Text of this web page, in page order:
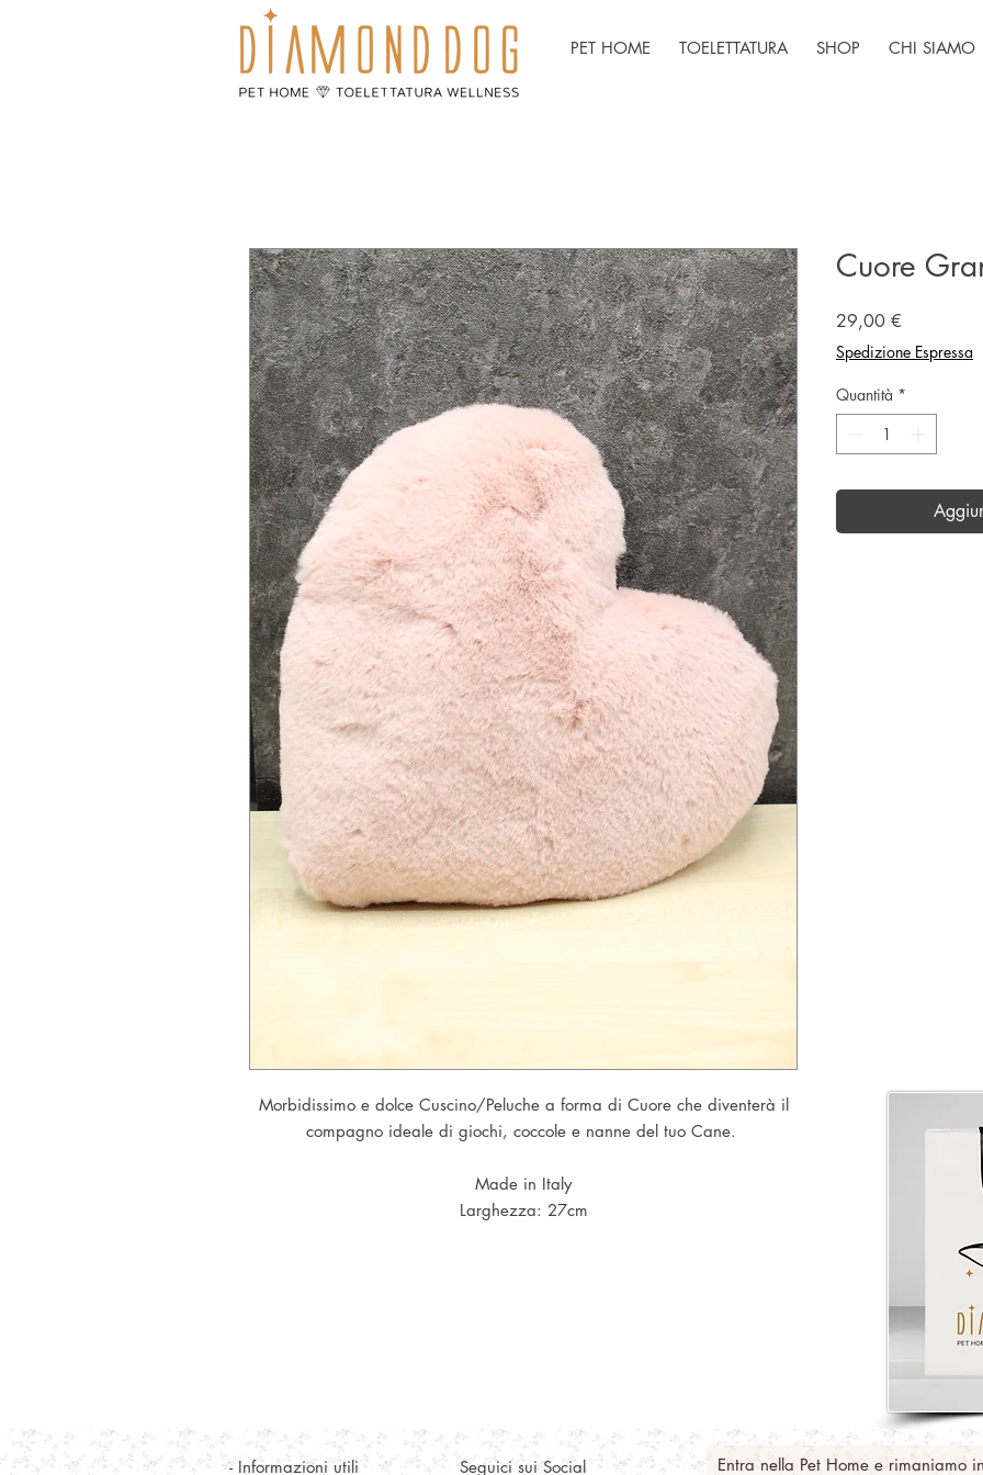
PET HOME TOELETTATURA SHOP CHI SIAMO
Morbidissimo e dolce Cuscino/Peluche a forma di Cuore che diventerà il
compagno ideale di giochi, coccole e nanne del tuo Cane.
Made in Italy
Larghezza: 27cm
Cuore
29,00 €
Spedizione Espressa
Quantità *
- Informazioni utili Seguici sui Social Entra nella Pet Home e rimaniamo